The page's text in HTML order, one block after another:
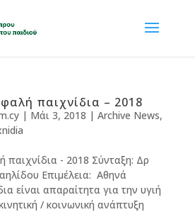
παιχνίδια – 2018
| Μάι 3, 2018 | Archive News,
παιχνίδια - 2018 Σύνταξη: Δρ
Επιμέλεια: Αθηνά
είναι απαραίτητα για την υγιή
/ κοινωνική ανάπτυξη